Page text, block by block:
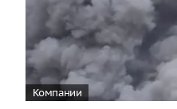
Компании